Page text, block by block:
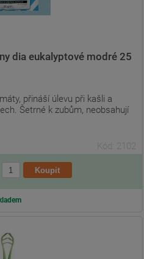
dia eukalyptové modré 25
přináší úlevu při kašli a
Šetrné k zubům, neobsahují
Kód: 2102